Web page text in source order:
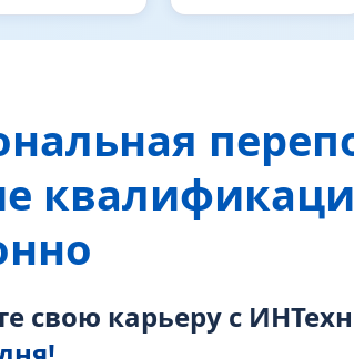
свою карьеру с